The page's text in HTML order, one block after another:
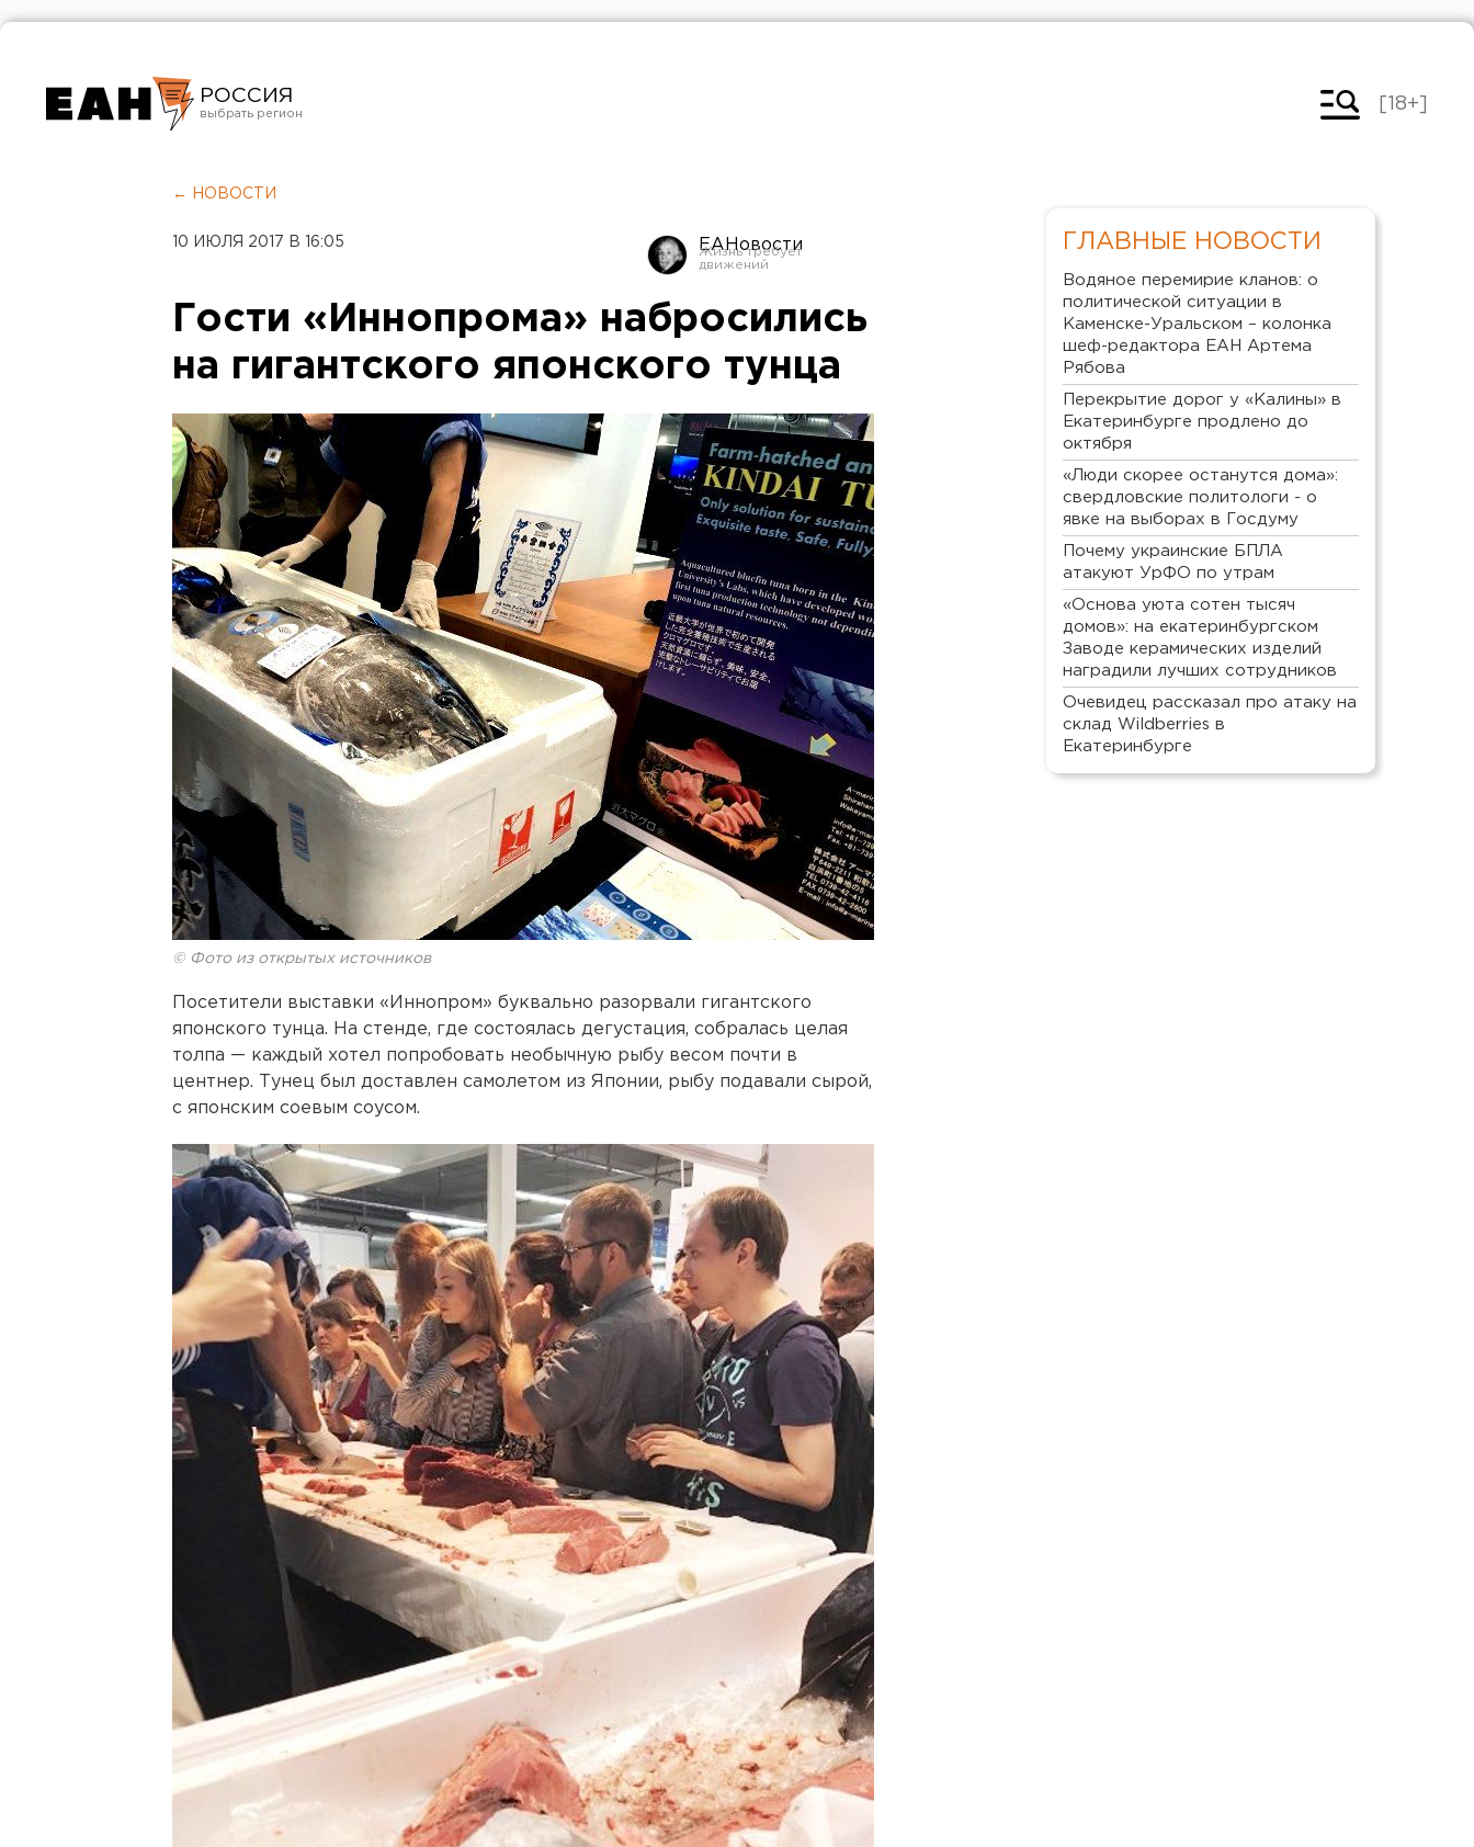
РОССИЯ
Челябинск
[18+]
← НОВОСТИ
10 ИЮЛЯ 2017 В 16:05 ЕАНовости
Гости «Иннопрома» набросились
на гигантского японского тунца
© Фото из открытых источников
Посетители выставки «Иннопром» буквально разорвали гигантского
японского тунца. На стенде, где состоялась дегустация, собралась целая
толпа — каждый хотел попробовать необычную рыбу весом почти в
центнер. Тунец был доставлен самолетом из Японии, рыбу подавали сырой,
с японским соевым соусом.
ГЛАВНЫЕ НОВОСТИ
Водяное перемирие кланов: о
политической ситуации в
Каменске-Уральском – колонка
шеф-редактора ЕАН Артема
Рябова
Перекрытие дорог у «Калины» в
Екатеринбурге продлено до
октября
«Люди скорее останутся дома»:
свердловские политологи - о
явке на выборах в Госдуму
Почему украинские БПЛА
атакуют УрФО по утрам
«Основа уюта сотен тысяч
домов»: на екатеринбургском
Заводе керамических изделий
наградили лучших сотрудников
Очевидец рассказал про атаку на
склад Wildberries в
Екатеринбурге